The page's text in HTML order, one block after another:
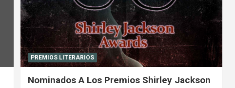
PREMIOS LITERARIOS
Nominados A Los Premios Shirley Jackson